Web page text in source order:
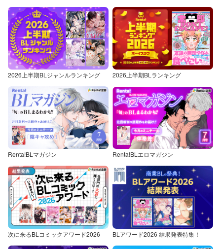
2026上半期BLジャンルランキング 2026上半期BLランキング
Renta!BLマガジン Renta!BLエロマガジン
次に来るBLコミックアワード2026 BLアワード2026 結果発表特集！